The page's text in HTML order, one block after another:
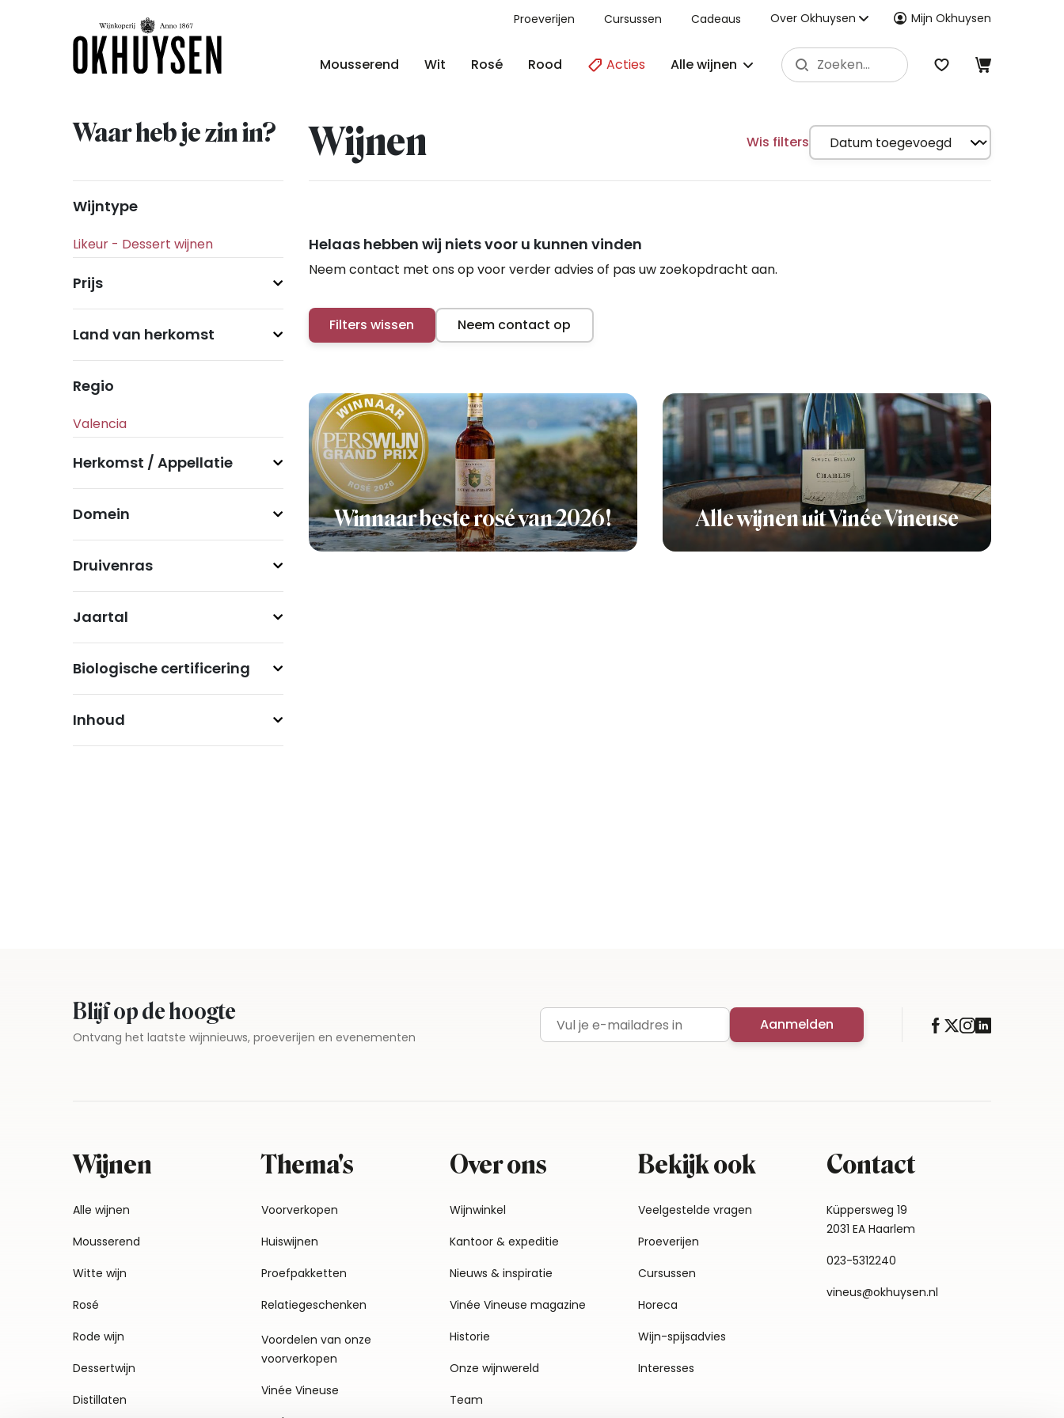
Proeverijen Cursussen Cadeaus Over Okhuysen Mijn Okhuysen
Mousserend Wit Rosé Rood Acties Alle wijnen
Waar heb je zin in? Wijnen Wis filters
Wijntype
Prijs
Land van herkomst
Regio
Herkomst / Appellatie
Domein
Druivenras
Jaartal
Biologische certificering
Inhoud
Helaas hebben wij niets voor u kunnen vinden
Neem contact met ons op voor verder advies of pas uw zoekopdracht aan.
Filters wissen Neem contact op
Winnaar beste rosé van 2026! Alle wijnen uit Vinée Vineuse
Blijf op de hoogte
Ontvang het laatste wijnnieuws, proeverijen en evenementen E-mailadres Aanmelden
Wijnen
Alle wijnen
Mousserend
Witte wijn
Rosé
Rode wijn
Dessertwijn
Distillaten
Thema's
Voorverkopen
Huiswijnen
Proefpakketten
Relatiegeschenken
Voordelen van onze
voorverkopen
Vinée Vineuse
Over ons
Wijnwinkel
Kantoor & expeditie
Nieuws & inspiratie
Vinée Vineuse magazine
Historie
Onze wijnwereld
Team
Bekijk ook
Veelgestelde vragen
Proeverijen
Cursussen
Horeca
Wijn-spijsadvies
Interesses
Contact
Küppersweg 19
2031 EA Haarlem
023-5312240
vineus@okhuysen.nl